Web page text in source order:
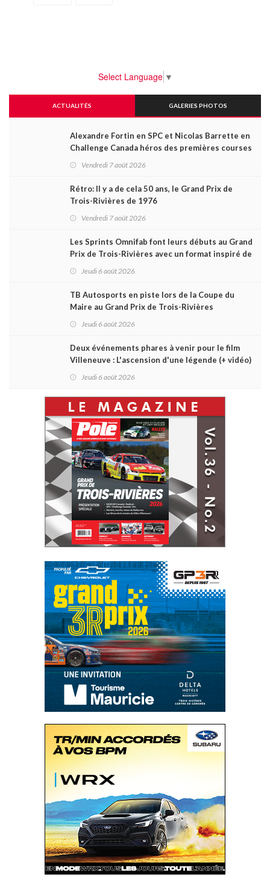
Select Language ▼
ACTUALITÉS GALERIES PHOTOS
Alexandre Fortin en SPC et Nicolas Barrette en
Challenge Canada héros des premières courses
Vendredi 7 août 2026
Rétro: Il y a de cela 50 ans, le Grand Prix de
Trois-Rivières de 1976
Vendredi 7 août 2026
Les Sprints Omnifab font leurs débuts au Grand
Prix de Trois-Rivières avec un format inspiré de
Jeudi 6 août 2026
TB Autosports en piste lors de la Coupe du
Maire au Grand Prix de Trois-Rivières
Jeudi 6 août 2026
Deux événements phares à venir pour le film
Villeneuve : L'ascension d'une légende (+ vidéo)
Jeudi 6 août 2026